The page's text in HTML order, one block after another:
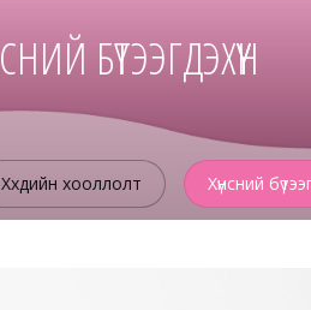
БҮТЭЭГДЭХҮҮН
Хүүхдийн хооллолт Хүнсний